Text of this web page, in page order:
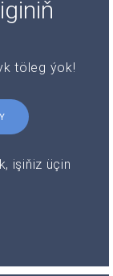
töleg ýok!
işiňiz üçin